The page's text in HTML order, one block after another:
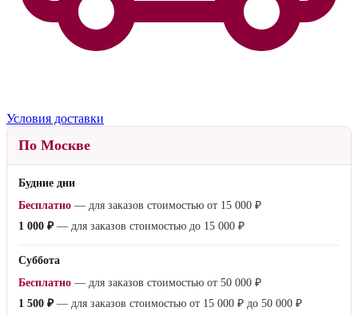
Условия доставки
По Москве
Будние дни
Бесплатно — для заказов стоимостью от 15 000 ₽
1 000 ₽— для заказов стоимостью до 15 000 ₽
Суббота
Бесплатно — для заказов стоимостью от 50 000 ₽
1 500 ₽— для заказов стоимостью от 15 000 ₽ до 50 000 ₽